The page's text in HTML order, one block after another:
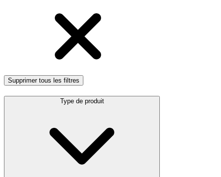
Supprimer tous les filtres
Type de produit